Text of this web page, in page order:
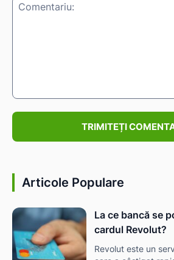
Articole Populare
La ce bancă se
cardul Revolut?
Revolut este un